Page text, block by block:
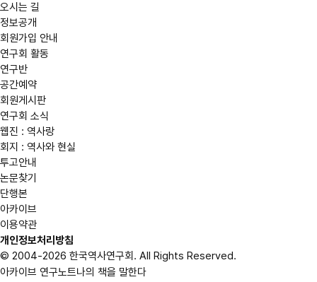
오시는 길
정보공개
회원가입 안내
연구회 활동
연구반
공간예약
회원게시판
연구회 소식
웹진 : 역사랑
회지 : 역사와 현실
투고안내
논문찾기
단행본
아카이브
이용약관
개인정보처리방침
© 2004-2026 한국역사연구회. All Rights Reserved.
아카이브 연구노트나의 책을 말한다